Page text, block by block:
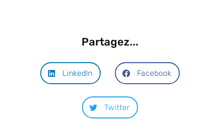
Partagez...
LinkedIn Facebook
Twitter